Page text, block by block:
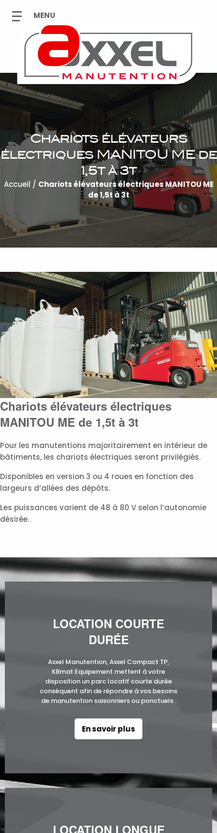
Chariots élévateurs
électriques MANITOU ME de
1,5t à 3t
Accueil / Chariots élévateurs électriques MANITOU ME
de 1,5t à 3t
Chariots élévateurs électriques
MANITOU ME de 1,5t à 3t
Pour les manutentions majoritairement en intérieur de
bâtiments, les chariots électriques seront privilégiés.
Disponibles en version 3 ou 4 roues en fonction des
largeurs d’allées des dépôts.
Les puissances varient de 48 à 80 V selon l’autonomie
désirée.
LOCATION COURTE
DURÉE
Axxel Manutention, Axxel Compact TP,
KBmat Equipement mettent à votre
disposition un parc locatif courte durée
conséquent afin de répondre à vos besoins
de manutention saisonniers ou ponctuels .
En savoir plus
LOCATION LONGUE